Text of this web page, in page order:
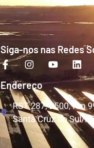
Siga-nos nas Redes
Endereço
RST 287, 2500, Km
Santa Cruz do Sul/